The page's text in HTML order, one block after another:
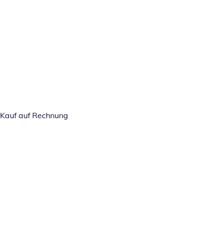
Kauf auf Rechnung